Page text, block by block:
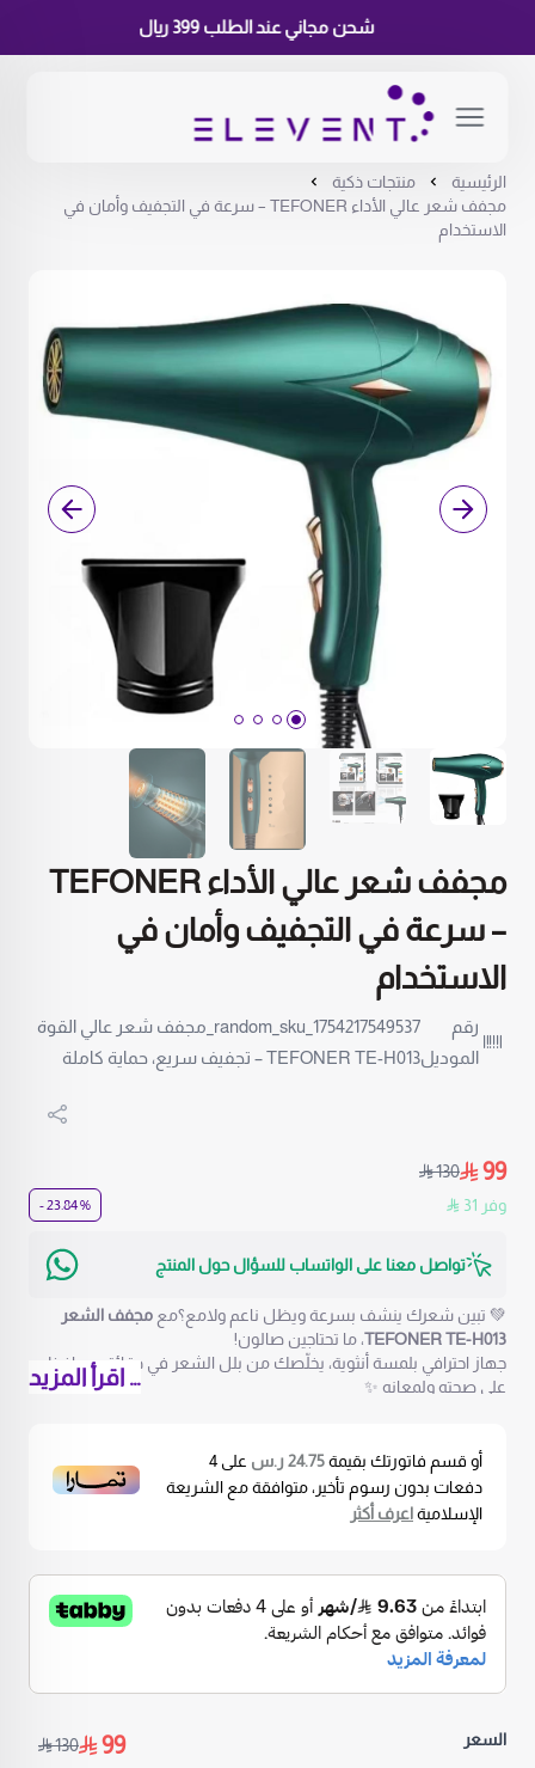
شحن مجاني عند الطلب 399 ريال
الرئيسية
منتجات ذكية
مجفف شعر عالي الأداء TEFONER – سرعة في التجفيف وأمان في
الاستخدام
مجفف شعر عالي الأداء TEFONER
– سرعة في التجفيف وأمان في
الاستخدام
رقم
الموديل
random_sku_1754217549537_مجفف شعر عالي القوة
TEFONER TE-H013 – تجفيف سريع، حماية كاملة
99
130
وفر 31 % 23.84 -
تواصل معنا على الواتساب للسؤال حول المنتج
💚 تبين شعرك ينشف بسرعة ويظل ناعم ولامع؟مع مجفف الشعر
TEFONER TE-H013، ما تحتاجين صالون!
جهاز احترافي بلمسة أنثوية، يخلّصك من بلل الشعر في دقائق ويحافظ
على صحته ولمعانه ✨
أيونات سالبة– تقلل النفشة وتخلي شعرك ناعم ولمّاع
🔥❄️أوضاع مختلفة– هواء حار، بارد، ومستويات حرارة حسب رغبتك
أمان تام– ما يسخن زيادة حتى لو استخدمتيه كثير
✔️ لونه أخضر معدني فخم
✔️ مسكة مريحة وسهلة
✔️ رأس دقيق لتوجيه الهواء بالضبط زي ما تبين
📍تلقينه فيمتجر الفنت للجوالات والإلكترونيات
… اقرأ المزيد
أو قسم فاتورتك بقيمة24.75 ر.س على 4
دفعات بدون رسوم تأخير، متوافقة مع الشريعة
الإسلاميةاعرف أكثر
السعر 99
130